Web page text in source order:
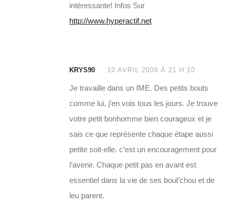
intéressante! Infos Sur
http://www.hyperactif.net
KRYS90 10 AVRIL 2009 À 21 H 10
Je travaille dans un IME. Des petits bouts
comme lui, j’en vois tous les jours. Je trouve
votre petit bonhomme bien courageux et je
sais ce que représente chaque étape aussi
petite soit-elle. c’est un encouragement pour
l’avenir. Chaque petit pas en avant est
essentiel dans la vie de ses bout’chou et de
leu parent.